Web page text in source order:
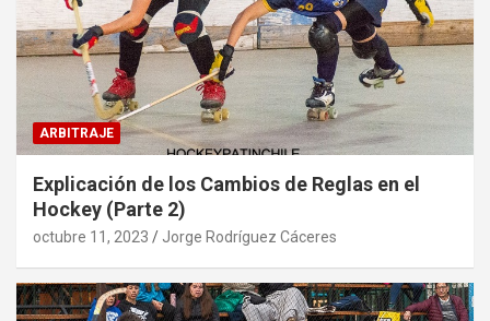
ARBITRAJE
Explicación de los Cambios de Reglas en el
Hockey (Parte 2)
octubre 11, 2023 Jorge Rodríguez Cáceres